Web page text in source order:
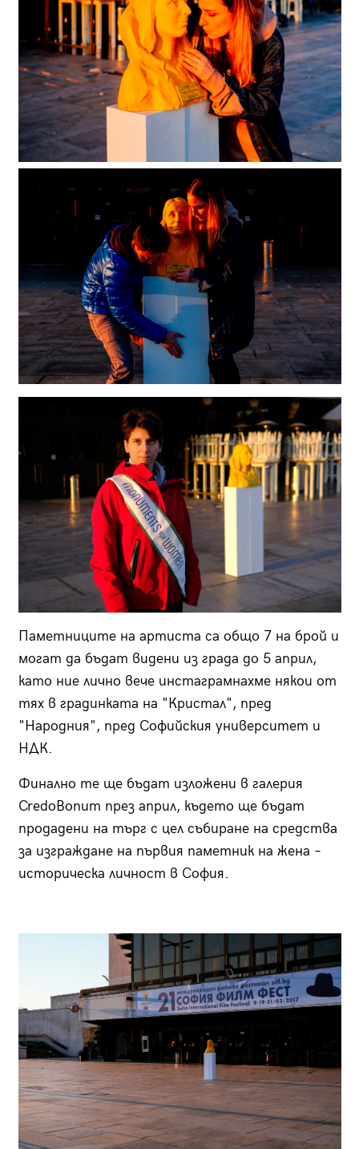
Паметниците на артиста са общо 7 на брой и
могат да бъдат видени из града до 5 април,
като ние лично вече инстаграмнахме някои от
тях в градинката на "Кристал", пред
"Народния", пред Софийския университет и
НДК.
Финално те ще бъдат изложени в галерия
CredoBonum през април, където ще бъдат
продадени на търг с цел събиране на средства
за изграждане на първия паметник на жена –
историческа личност в София.